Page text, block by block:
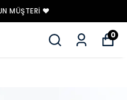
MÜŞTERI ❤️
0